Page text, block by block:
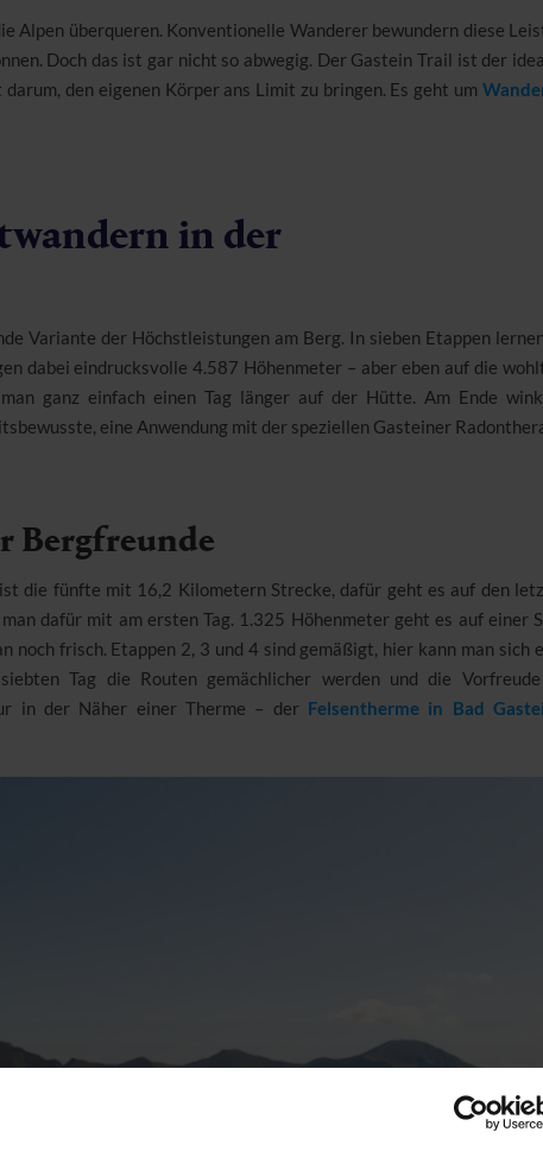
Alpen überqueren. Konventionelle Wanderer bewundern diese
Doch das ist gar nicht so abwegig. Der Gastein Trail ist der
den eigenen Körper ans Limit zu bringen. Es geht um
in der
Variante der Höchstleistungen am Berg. In sieben Etappen
dabei eindrucksvolle 4.587 Höhenmeter – aber eben auf die
ganz einfach einen Tag länger auf der Hütte. Am Ende
eine Anwendung mit der speziellen Gasteiner
Bergfreunde
die fünfte mit 16,2 Kilometern Strecke, dafür geht es auf den
dafür mit am ersten Tag. 1.325 Höhenmeter geht es auf einer
frisch. Etappen 2, 3 und 4 sind gemäßigt, hier kann man sich
Tag die Routen gemächlicher werden und die
in der Näher einer Therme – der Felsentherme in Bad